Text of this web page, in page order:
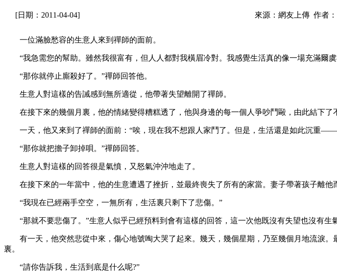
[日期：2011-04-04] 來源：網友上傳 作者
一位滿臉愁容的生意人來到禪師的面前。
“我急需您的幫助。雖然我很富有，但人人都對我橫眉冷對。我感覺生活真的像一場充滿爾虞
“那你就停止廝殺好了。”禪師回答他。
生意人對這樣的告誡感到無所適從，他帶著失望離開了禪師。
在接下來的幾個月裏，他的情緒變得糟糕透了，他與身邊的每一個人爭吵鬥毆，由此結下了
一天，他又來到了禪師的面前：“唉，現在我不想跟人家鬥了。但是，生活還是如此沉重
“那你就把擔子卸掉唄。”禪師回答。
生意人對這樣的回答很是氣憤，又怒氣沖沖地走了。
在接下來的一年當中，他的生意遭遇了挫折，並最終喪失了所有的家當。妻子帶著孩子離他
“我現在已經兩手空空，一無所有，生活裏只剩下了悲傷。”
“那就不要悲傷了。”生意人似乎已經預料到會有這樣的回答，這一次他既沒有失望也沒有生
有一天，他突然悲從中來，傷心地號啕大哭了起來。幾天，幾個星期，乃至幾個月地流淚。
裏。
“請你告訴我，生活到底是什么呢?”